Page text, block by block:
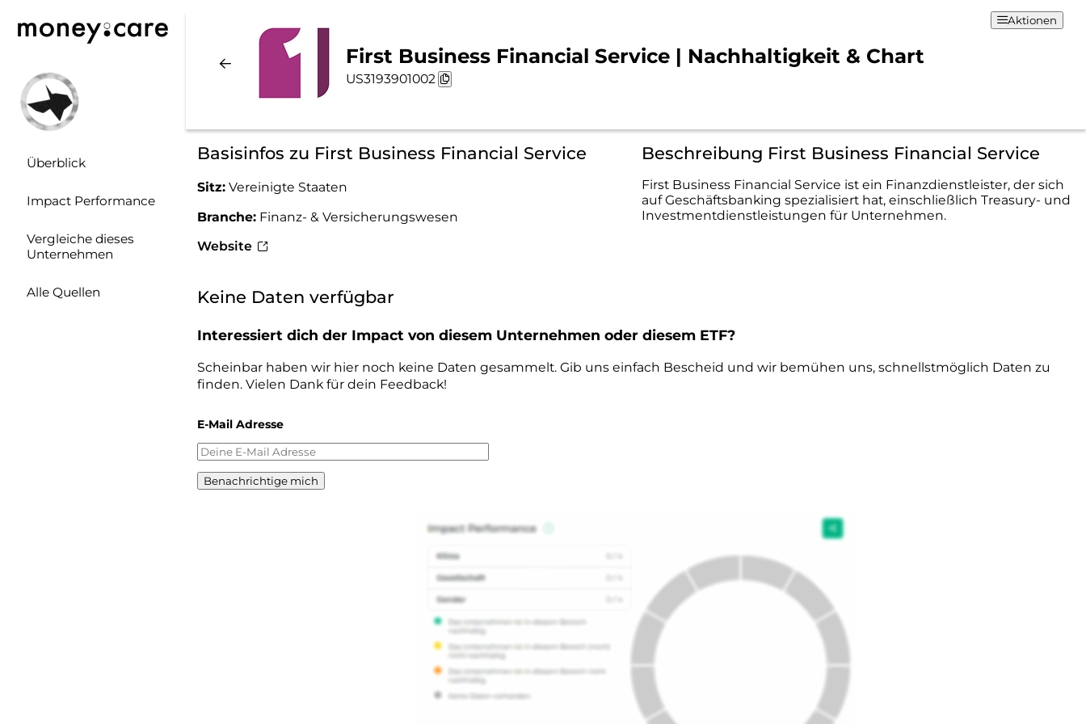
Überblick
Impact Performance
Vergleiche dieses
Unternehmen
Alle Quellen
First Business Financial Service | Nachhaltigkeit & Chart
US3193901002
Aktionen
Basisinfos zu First Business Financial Service
Sitz: Vereinigte Staaten
Branche: Finanz- & Versicherungswesen
Website
Beschreibung First Business Financial Service
First Business Financial Service ist ein Finanzdienstleister, der sich
auf Geschäftsbanking spezialisiert hat, einschließlich Treasury- und
Investmentdienstleistungen für Unternehmen.
Keine Daten verfügbar
Interessiert dich der Impact von diesem Unternehmen oder diesem ETF?
Scheinbar haben wir hier noch keine Daten gesammelt. Gib uns einfach Bescheid und wir bemühen uns, schnellstmöglich Daten zu
finden. Vielen Dank für dein Feedback!
E-Mail Adresse
Benachrichtige mich